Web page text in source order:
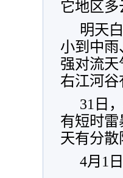
它地区
明天
小到中
强对流
右江河
31日
有短时
天有分
4月1